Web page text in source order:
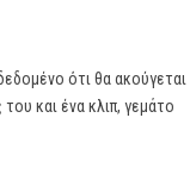
ότι θα ακούγεται
και ένα κλιπ, γεμάτο